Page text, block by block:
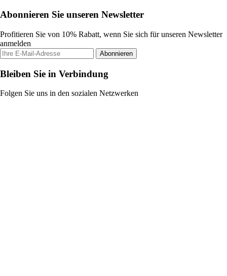
Abonnieren Sie unseren Newsletter
Profitieren Sie von 10% Rabatt, wenn Sie sich für unseren Newsletter
anmelden
Abonnieren
Bleiben Sie in Verbindung
Folgen Sie uns in den sozialen Netzwerken